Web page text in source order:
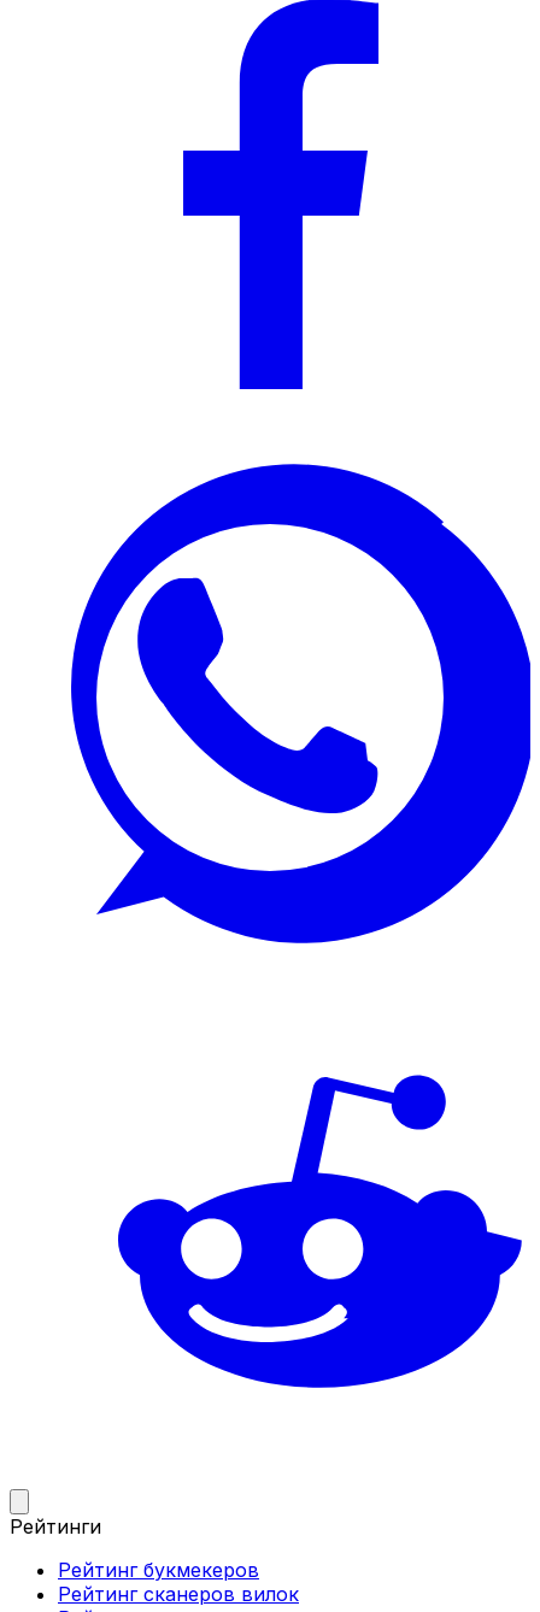
Рейтинги
Рейтинг букмекеров
Рейтинг сканеров вилок